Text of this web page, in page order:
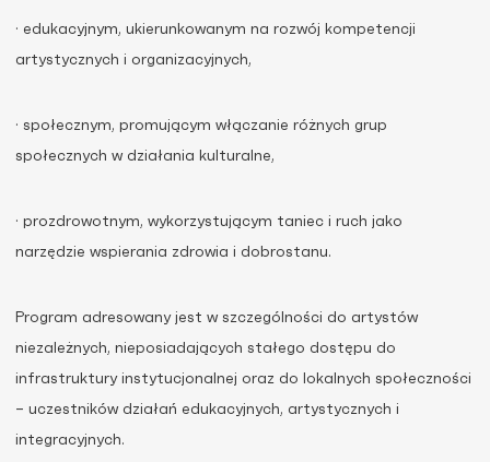
· edukacyjnym, ukierunkowanym na rozwój kompetencji
artystycznych i organizacyjnych,
· społecznym, promującym włączanie różnych grup
społecznych w działania kulturalne,
· prozdrowotnym, wykorzystującym taniec i ruch jako
narzędzie wspierania zdrowia i dobrostanu.
Program adresowany jest w szczególności do artystów
niezależnych, nieposiadających stałego dostępu do
infrastruktury instytucjonalnej oraz do lokalnych społeczności
– uczestników działań edukacyjnych, artystycznych i
integracyjnych.